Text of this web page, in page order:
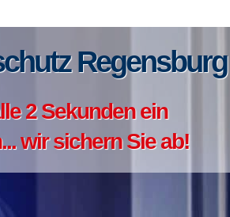
Regensburg
2 Sekunden ein
wir sichern Sie ab!